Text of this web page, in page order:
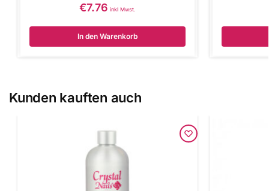
€7.76 inkl Mwst.
In den Warenkorb
Kunden kauften auch